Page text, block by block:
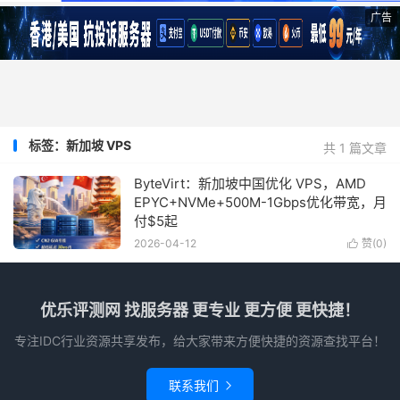
广告
共 1 篇文章
标签：新加坡 VPS
ByteVirt：新加坡中国优化 VPS，AMD
EPYC+NVMe+500M-1Gbps优化带宽，月
付$5起
 赞(0)
2026-04-12
优乐评测网 找服务器 更专业 更方便 更快捷！
专注IDC行业资源共享发布，给大家带来方便快捷的资源查找平台！
联系我们 